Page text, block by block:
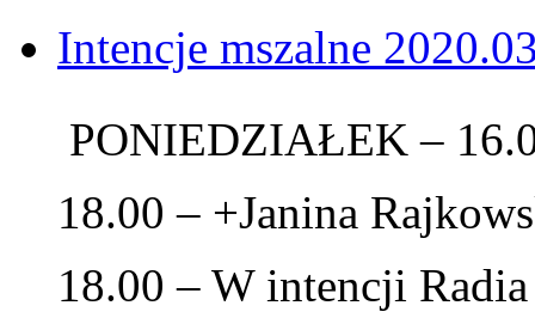
Intencje mszalne
PONIEDZIAŁEK –
18.00 – +Janina
18.00 – W intencji